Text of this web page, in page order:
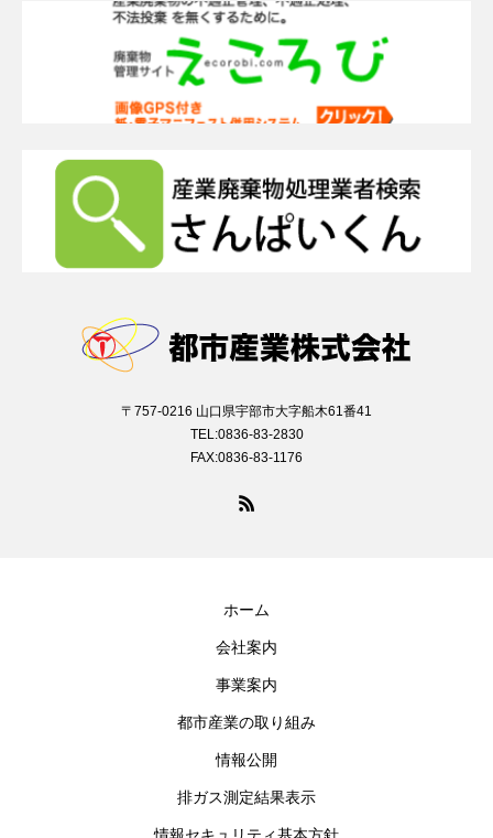
〒757-0216 山口県宇部市大字船木61番41
TEL:0836-83-2830
FAX:0836-83-1176
ホーム
会社案内
事業案内
都市産業の取り組み
情報公開
排ガス測定結果表示